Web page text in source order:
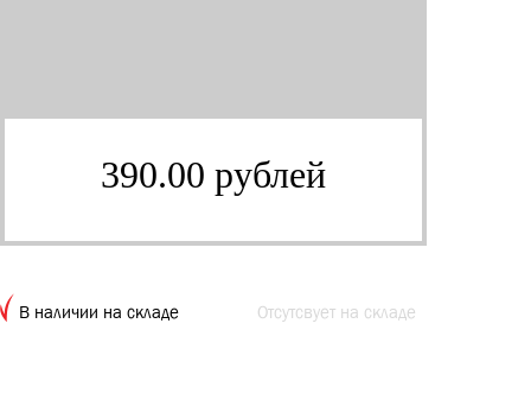
390.00 рублей
В наличии на складе Отсутсвует на складе